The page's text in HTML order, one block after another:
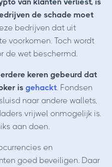
de schade moet
bedrijven dat uit
voorkomen. Toch wordt
de wet beschermd.
keren gebeurd dat
is gehackt . Fondsen
naar andere wallets,
vrijwel onmogelijk is.
aan doen.
en
goed beveiligen. Daar